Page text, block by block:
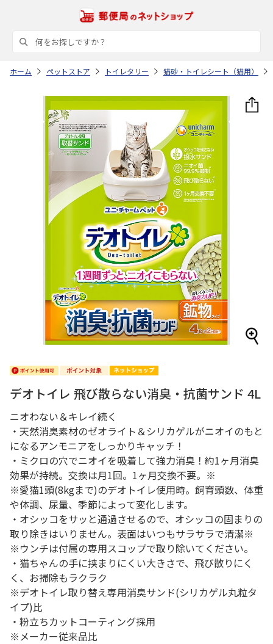
ホーム ペットストア トイレタリー 猫砂・トイレシート（猫用）
デオトイレ 飛び散らない消臭・抗菌サンド 4L
ニオわない＆キレイ続く
・天然消臭素材のゼオライト＆シリカゲルがニオイのもと
になるアンモニアをしっかりキャッチ！
・ミクロの穴でニオイを吸着して強力消臭！約1ヶ月消臭
効果が持続。交換は月1回。1ヶ月交換不要。※
※愛猫1頭(8kgまで)のデオトイレ使用時。飼育頭数、体重
や体調、尿量、季節によって変化します。
・オシッコをサッと通過させるので、オシッコの固まりの
取り除きはいりません。表面はいつもサラサラで清潔※
※ウンチは付属の専用スコップで取り除いてください。
・猫ちゃんの手に挟まりにくい大きさで、飛び散りにく
く、お掃除もラクラク
※デオトイレ取り替え専用消臭サンド(シリカゲル丸粒タ
イプ)比
・粉立ちカットコーティング採用
※メーカー従来品比